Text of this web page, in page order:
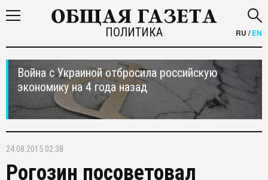
ПОЛИТИКА RU /EN
Война с Украиной отбросила российскую
экономику на 4 года назад
24.08.2015 02:38
Рогозин посоветовал